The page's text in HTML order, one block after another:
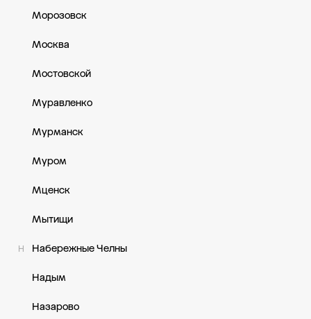
Морозовск
Москва
Мостовской
Муравленко
Мурманск
Муром
Мценск
Мытищи
Н Набережные Челны
Надым
Назарово